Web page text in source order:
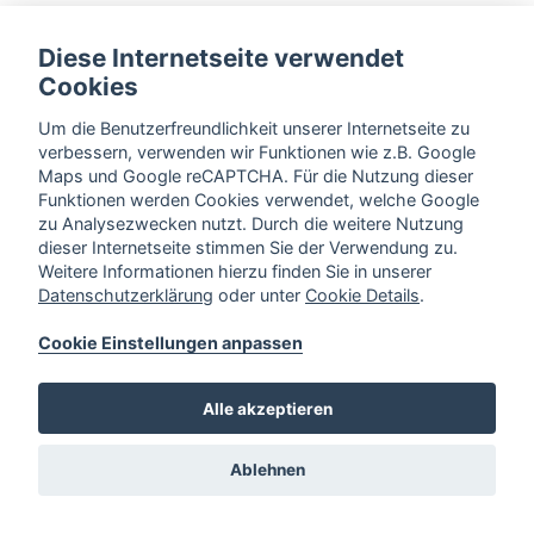
49191 Belm
Diese Internetseite verwendet
Cookies
Um die Benutzerfreundlichkeit unserer Internetseite zu
verbessern, verwenden wir Funktionen wie z.B. Google
Maps und Google reCAPTCHA. Für die Nutzung dieser
Funktionen werden Cookies verwendet, welche Google
zu Analysezwecken nutzt. Durch die weitere Nutzung
dieser Internetseite stimmen Sie der Verwendung zu.
Weitere Informationen hierzu finden Sie in unserer
Datenschutzerklärung oder unter Cookie Details.
Cookie Einstellungen anpassen
Alle akzeptieren
Ablehnen